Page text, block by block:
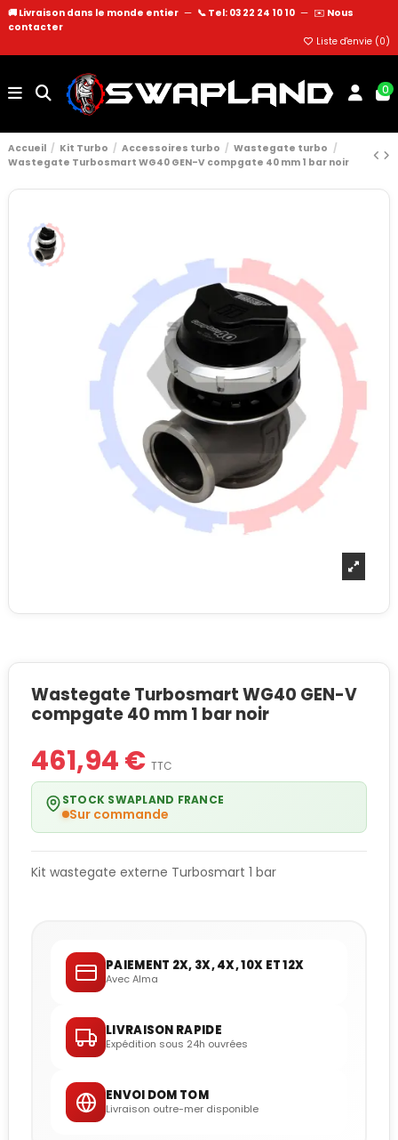
🚚 Livraison dans le monde entier — 📞 Tel: 03 22 24 10 10 — ✉️ Nous
contacter
Liste d'envie (0)
0
Accueil Kit Turbo Accessoires turbo
Wastegate turbo
Wastegate Turbosmart WG40 GEN-V compgate 40 mm 1 bar noir
Wastegate Turbosmart WG40 GEN-V
compgate 40 mm 1 bar noir
461,94 € TTC
STOCK SWAPLAND FRANCE
Sur commande
Kit wastegate externe Turbosmart 1 bar
PAIEMENT 2X, 3X, 4X, 10X ET 12X
Avec Alma
LIVRAISON RAPIDE
Expédition sous 24h ouvrées
ENVOI DOM TOM
Livraison outre-mer disponible